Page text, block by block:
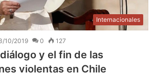
Internacionales
10/2019 0 127
y el fin de las
violentas en Chile